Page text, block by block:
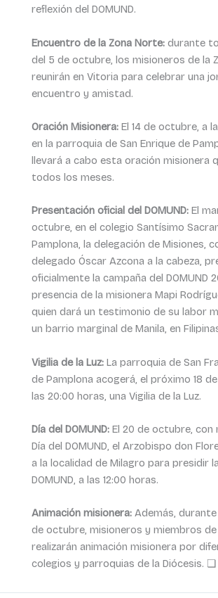
reflexión del DOMUND.
Encuentro de la Zona Norte:durante
del 5 de octubre, los misioneros de la
reunirán en Vitoria para celebrar una
encuentro y amistad.
Oración Misionera:El 14 de octubre, a
en la parroquia de San Enrique de
llevará a cabo esta oración misionera
todos los meses.
Presentación oficial del DOMUND:El
octubre, en el colegio Santísimo
Pamplona, la delegación de Misiones,
delegado Óscar Azcona a la cabeza,
oficialmente la campaña del DOMUND
presencia de la misionera Mapi
quien dará un testimonio de su labor
un barrio marginal de Manila, en
Vigilia de la Luz:La parroquia de San
de Pamplona acogerá, el próximo 18
las 20:00 horas, una Vigilia de la Luz.
Día del DOMUND:El 20 de octubre, con
Día del DOMUND, el Arzobispo don
a la localidad de Milagro para presidir
DOMUND, a las 12:00 horas.
Animación misionera:Además,
de octubre, misioneros y miembros de
realizarán animación misionera por
colegios y parroquias de la Diócesis. ❏